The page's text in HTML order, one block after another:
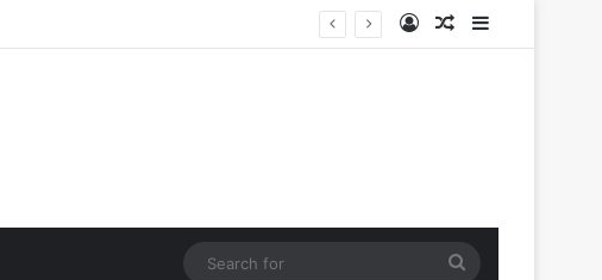
Log InRandom Article
Sidebar